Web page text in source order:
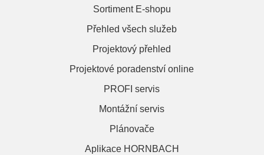
Sortiment E-shopu
Přehled všech služeb
Projektový přehled
Projektové poradenství online
PROFI servis
Montážní servis
Plánovače
Aplikace HORNBACH